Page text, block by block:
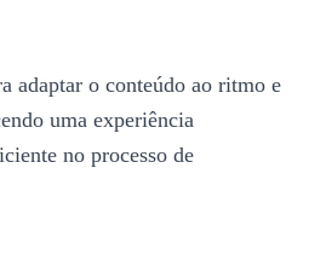
adaptar o conteúdo ao ritmo e
uma experiência
no processo de